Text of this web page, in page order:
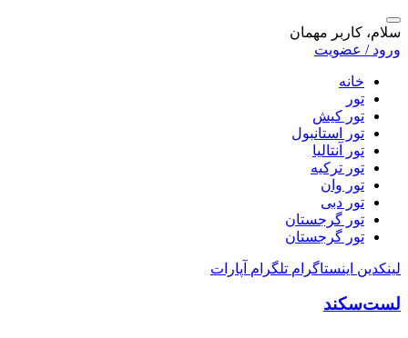
سلام، کاربر مهمان
ورود / عضویت
خانه
تور
تور کیش
تور استانبول
تور آنتالیا
تور ترکیه
تور وان
تور دبی
تور گرجستان
تور گرجستان
لینکدین اینستاگرام تلگرام آپارات
لست‌سکند